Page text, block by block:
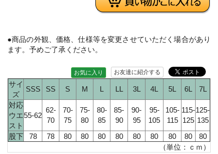
●商品の外観、価格、仕様等を変更させていただく場合があり
ます。予めご了承ください。
お友達に紹介する
お気に入り
サイ
ズ
SSS SS S M L LL 3L 4L 5L 6L
7L
対応
ウエ
スト
55-62
62-
70
70-
75
75-
80
80-
85
85-
90
90-
95
95-
105
105-
115
115-
125
125-
135
股下
78 78 80 80 80 80 80 80 80 80
80
（単位：ｃｍ）